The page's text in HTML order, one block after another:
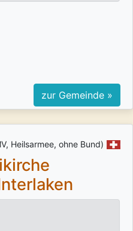
zur Gemeinde »
Heilsarmee, ohne Bund)